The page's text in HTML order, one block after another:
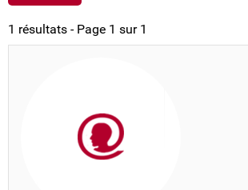
1 résultats - Page 1 sur 1